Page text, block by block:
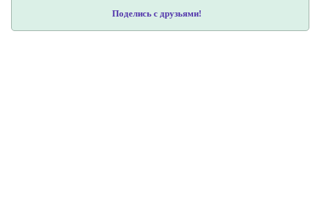
Поделись с друзьями!